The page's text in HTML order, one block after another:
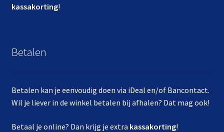
kassakorting!
Betalen
Betalen kan je eenvoudig doen via iDeal en/of Bancontact.
Wil je liever in de winkel betalen bij afhalen? Dat mag ook!
Betaal je online? Dan krijg je extra kassakorting!